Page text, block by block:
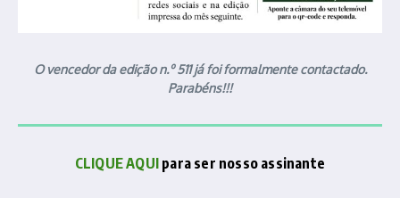
O vencedor da edição n.º 511 já foi formalmente contactado.
Parabéns!!!
CLIQUE AQUI para ser nosso assinante